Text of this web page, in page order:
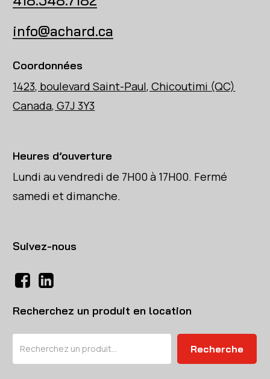
info@achard.ca
Coordonnées
1423, boulevard Saint-Paul, Chicoutimi (QC)
Canada, G7J 3Y3
Heures d’ouverture
Lundi au vendredi de 7H00 à 17H00. Fermé
samedi et dimanche.
Suivez-nous
Recherchez un produit en location
Recherche